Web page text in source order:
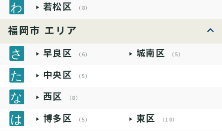
若松区 （8）
福岡市 エリア
早良区 （6） 城南区 （5）
中央区 （5）
西区 （8）
博多区 （5） 東区 （10）